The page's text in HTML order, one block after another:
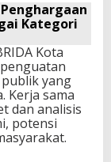
Kategori
Kota
yang
Kerja sama
dan analisis
potensi